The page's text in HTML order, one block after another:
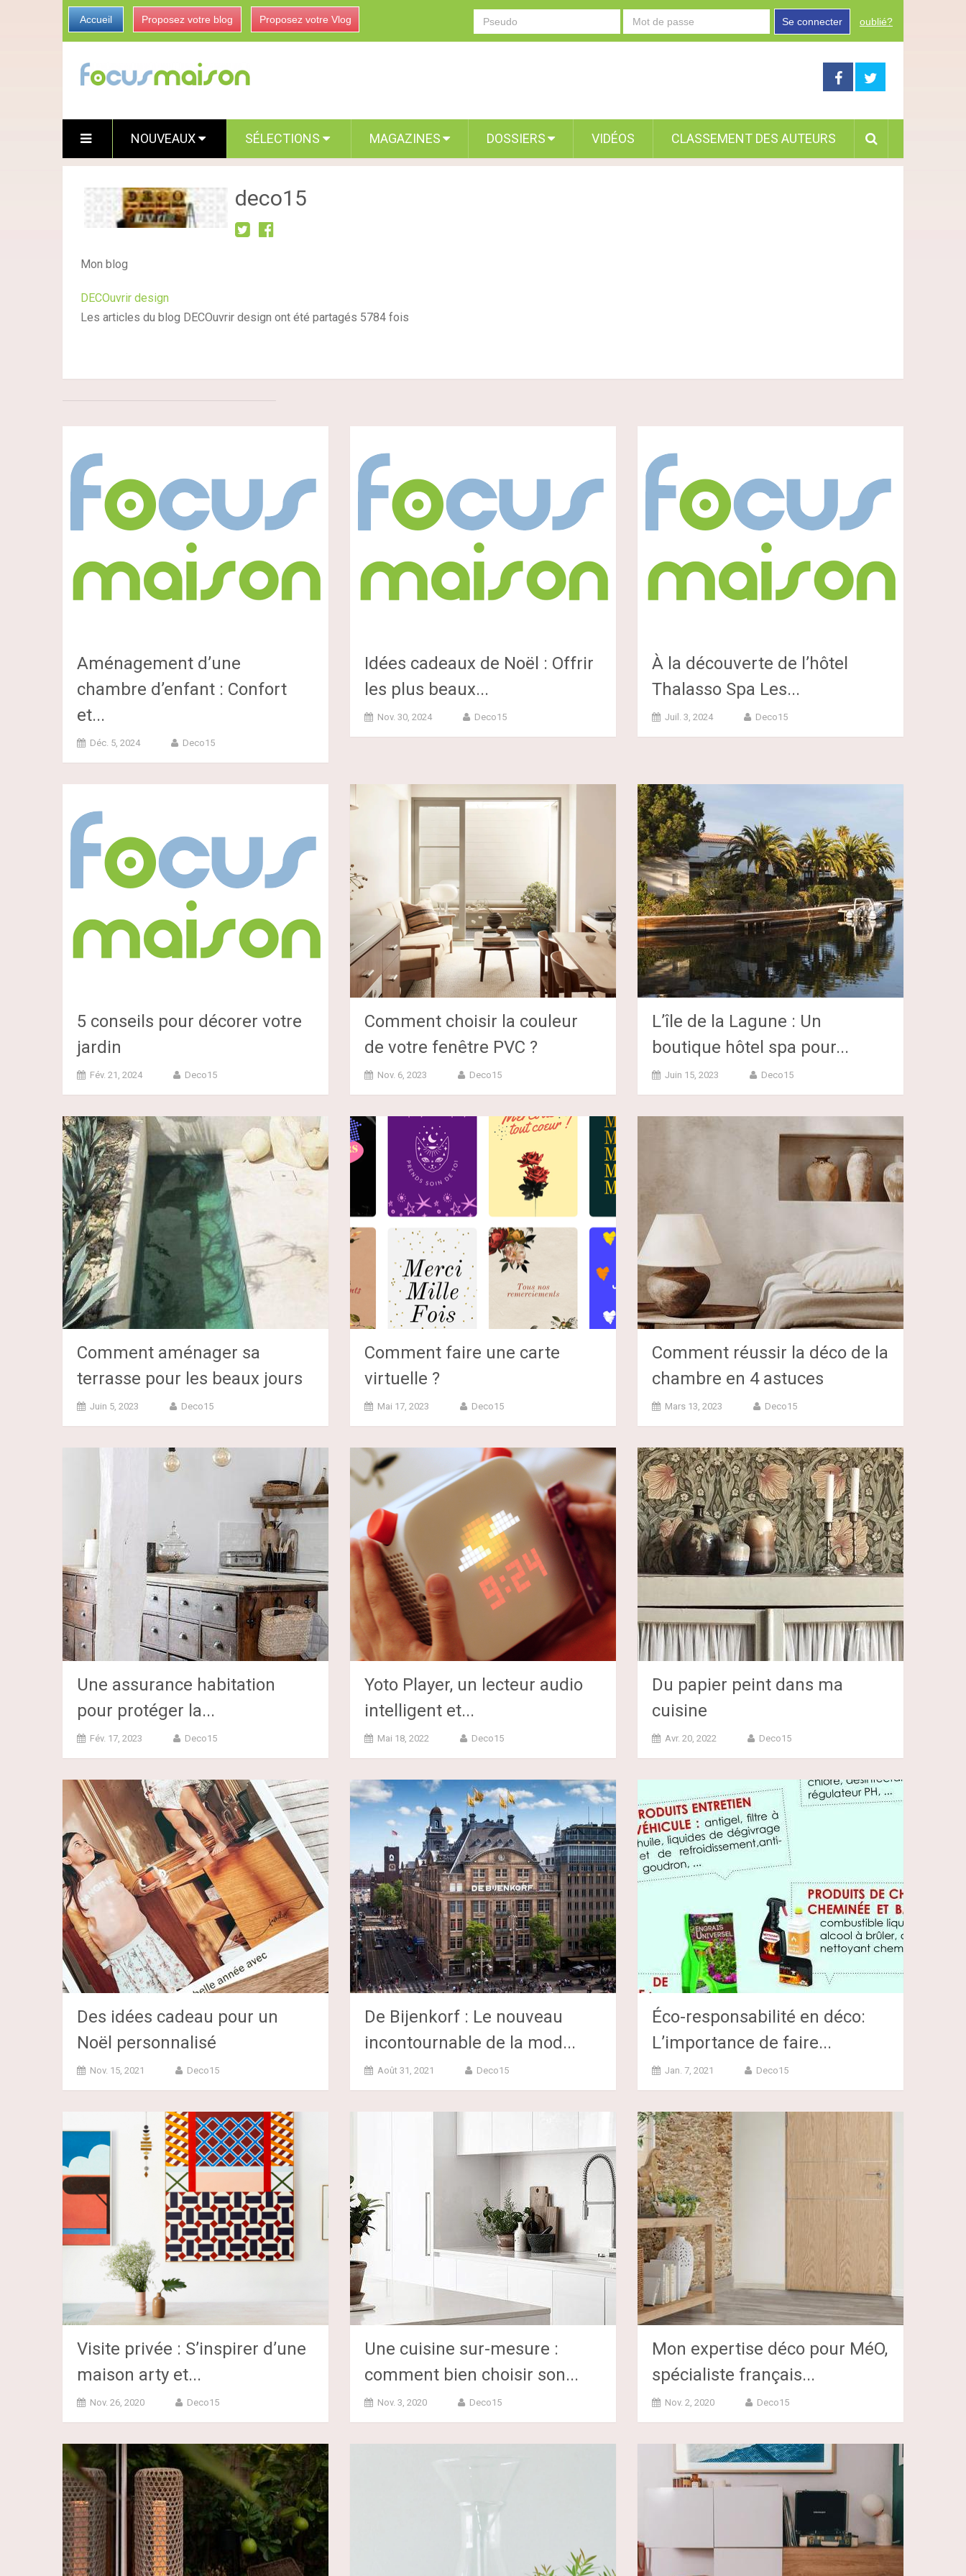
Accueil Proposez votre blog Proposez votre Vlog Se connecter oublié?
NOUVEAUX SÉLECTIONS MAGAZINES DOSSIERS VIDÉOS CLASSEMENT DES AUTEURS
deco15
Mon blog
DECOuvrir design
Les articles du blog DECOuvrir design ont été partagés 5784 fois
Aménagement d’une
chambre d’enfant : Confort
et...
Déc. 5, 2024 Deco15
Idées cadeaux de Noël : Offrir
les plus beaux...
Nov. 30, 2024 Deco15
À la découverte de l’hôtel
Thalasso Spa Les...
Juil. 3, 2024 Deco15
5 conseils pour décorer votre
jardin
Fév. 21, 2024 Deco15
Comment choisir la couleur
de votre fenêtre PVC ?
Nov. 6, 2023 Deco15
L’île de la Lagune : Un
boutique hôtel spa pour...
Juin 15, 2023 Deco15
Comment aménager sa
terrasse pour les beaux jours
Juin 5, 2023 Deco15
Comment faire une carte
virtuelle ?
Mai 17, 2023 Deco15
Comment réussir la déco de la
chambre en 4 astuces
Mars 13, 2023 Deco15
Une assurance habitation
pour protéger la...
Fév. 17, 2023 Deco15
Yoto Player, un lecteur audio
intelligent et...
Mai 18, 2022 Deco15
Du papier peint dans ma
cuisine
Avr. 20, 2022 Deco15
Des idées cadeau pour un
Noël personnalisé
Nov. 15, 2021 Deco15
De Bijenkorf : Le nouveau
incontournable de la mod...
Août 31, 2021 Deco15
Éco-responsabilité en déco:
L’importance de faire...
Jan. 7, 2021 Deco15
Visite privée : S’inspirer d’une
maison arty et...
Nov. 26, 2020 Deco15
Une cuisine sur-mesure :
comment bien choisir son...
Nov. 3, 2020 Deco15
Mon expertise déco pour MéO,
spécialiste français...
Nov. 2, 2020 Deco15